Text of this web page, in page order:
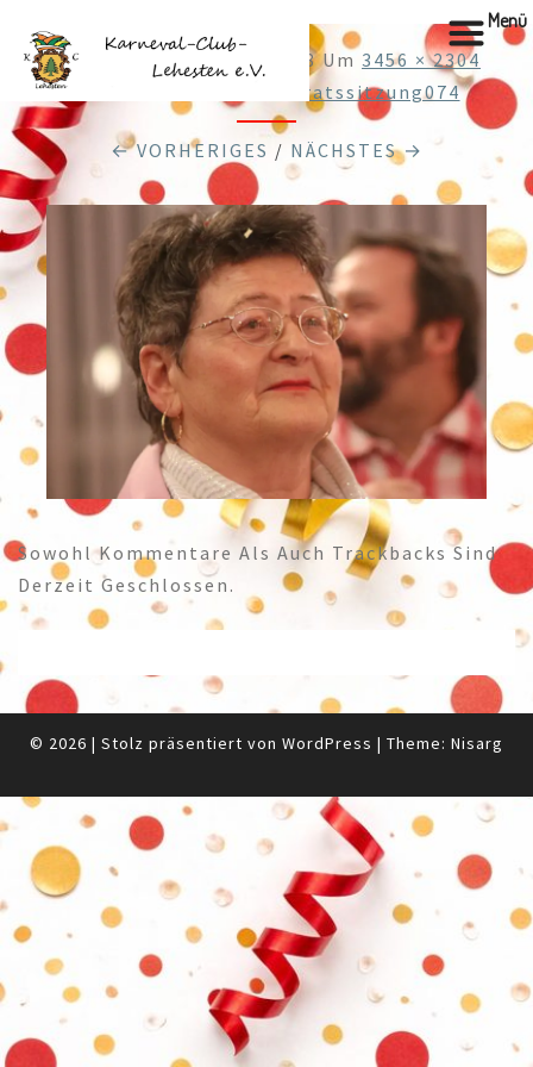
Veröffentlicht 28.01.2018Um 3456 × 2304
Web270120183Elferratssitzung074
← VORHERIGES / NÄCHSTES →
Sowohl Kommentare Als Auch Trackbacks Sind
Derzeit Geschlossen.
© 2026 | Stolz präsentiert von WordPress | Theme: Nisarg
Menü